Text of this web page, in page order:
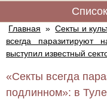
Главная » Секты и
всегда
выступил известный
«Секты всегда
подлинном»: в